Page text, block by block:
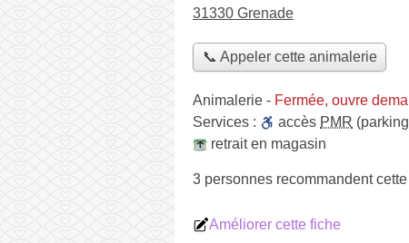
31330 Grenade
📞 Appeler cette animalerie
Animalerie - Fermée, ouvre
Services :
accès PMR
retrait en magasin
3 personnes recommandentcette
Améliorer cette fiche